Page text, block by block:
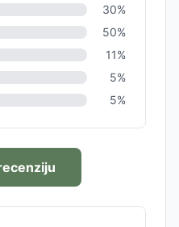
30%
50%
11%
5%
5%